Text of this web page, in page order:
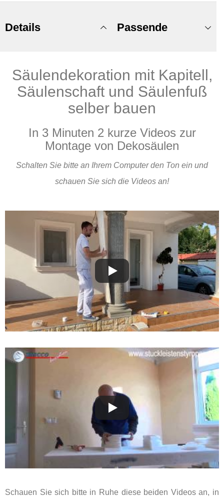
Details
Säulendekoration mit Kapitell,
Säulenschaft und Säulenfuß
selber bauen
In 3 Minuten 2 kurze Videos zur
Montage von Dekosäulen
Schalten Sie bitte an Ihrem Computer den Ton ein und
schauen Sie sich die Videos an!
Schauen Sie sich bitte in Ruhe diese beiden Videos an, in
Passende
Produkte